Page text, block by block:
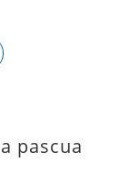
pascua